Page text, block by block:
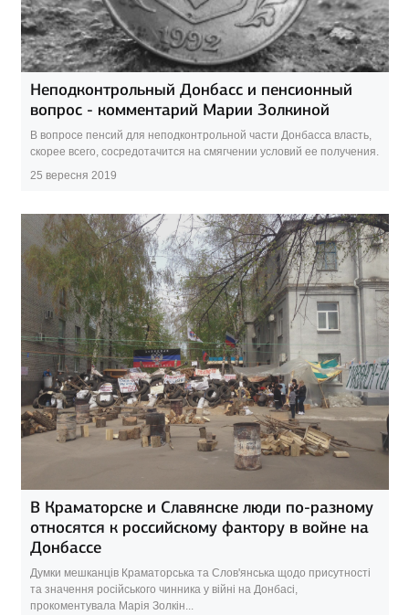
Неподконтрольный Донбасс и пенсионный
вопрос - комментарий Марии Золкиной
В вопросе пенсий для неподконтрольной части Донбасса власть,
скорее всего, сосредотачится на смягчении условий ее получения.
25 вересня 2019
В Краматорске и Славянске люди по-разному
относятся к российскому фактору в войне на
Донбассе
Думки мешканців Краматорська та Слов'янська щодо присутності
та значення російського чинника у війні на Донбасі,
прокоментувала Марія Золкін...